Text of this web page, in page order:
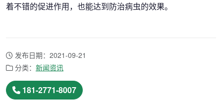
着不错的促进作用，也能达到防治病虫的效果。
发布日期：2021-09-21
分类： 新闻资讯
181-2771-8007